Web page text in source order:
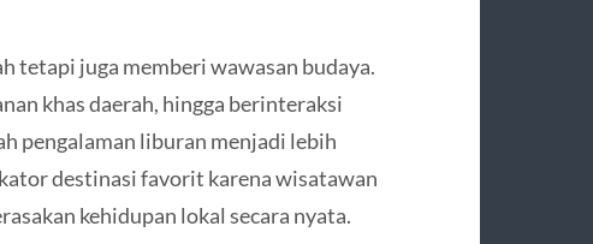
tetapi juga memberi wawasan budaya.
khas daerah, hingga berinteraksi
pengalaman liburan menjadi lebih
destinasi favorit karena wisatawan
kehidupan lokal secara nyata.